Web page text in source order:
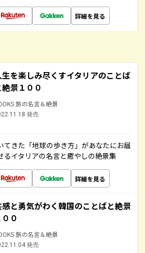
詳細を見る
を楽しみ尽くすイタリアのことば
絶景１００
旅の名言＆絶景
発売
てきた「地球の歩き方」があなたにお届
るイタリアの名言と癒やしの絶景集
詳細を見る
と勇気がわく韓国のことばと絶景
００
旅の名言＆絶景
発売